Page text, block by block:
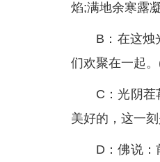
焰;满地余寒露
B：在这烛
们欢聚在一起
C：光阴茬
美好的，这一
D：佛说